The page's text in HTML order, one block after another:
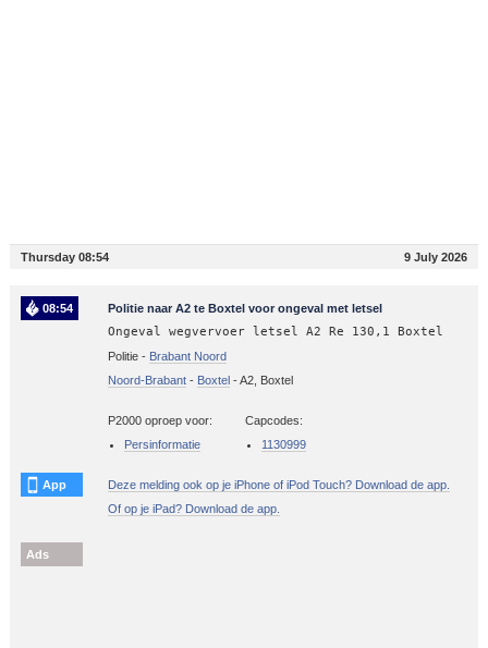
Thursday 08:54 9 July 2026
08:54 Politie naar A2 te Boxtel voor ongeval met letsel
Ongeval wegvervoer letsel A2 Re 130,1 Boxtel
Politie - Brabant Noord
Noord-Brabant- Boxtel-A2, Boxtel
P2000 oproep voor:
Persinformatie
Capcodes:
1130999
App
Deze melding ook op je iPhone of iPod Touch? Download de app.
Of op je iPad? Download de app.
Ads